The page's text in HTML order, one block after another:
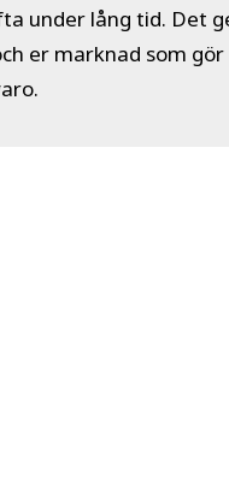
under lång tid. Det
er marknad som gör